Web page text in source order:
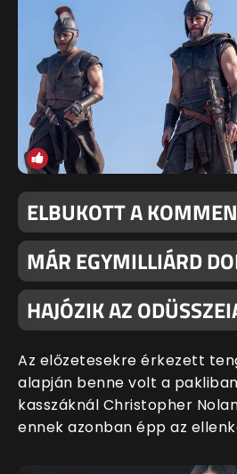
ELBUKOTT A
MÁR EGYMILLIÁRD
HAJÓZIK AZ
Az előzetesekre érkezett
alapján benne volt a
kasszáknál Christopher
ennek azonban épp az